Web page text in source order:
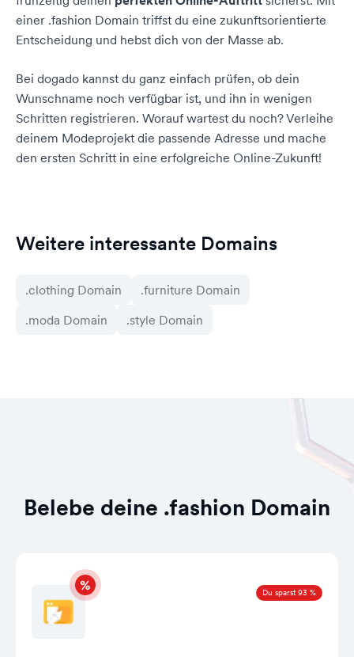
einer .fashion Domain triffst du eine zukunftsorientierte
Entscheidung und hebst dich von der Masse ab.
Bei dogado kannst du ganz einfach prüfen, ob dein
Wunschname noch verfügbar ist, und ihn in wenigen
Schritten registrieren. Worauf wartest du noch? Verleihe
deinem Modeprojekt die passende Adresse und mache
den ersten Schritt in eine erfolgreiche Online-Zukunft!
Weitere interessante Domains
.clothing Domain
.furniture Domain
.moda Domain
.style Domain
Belebe deine .fashion Domain
Du sparst 93 %